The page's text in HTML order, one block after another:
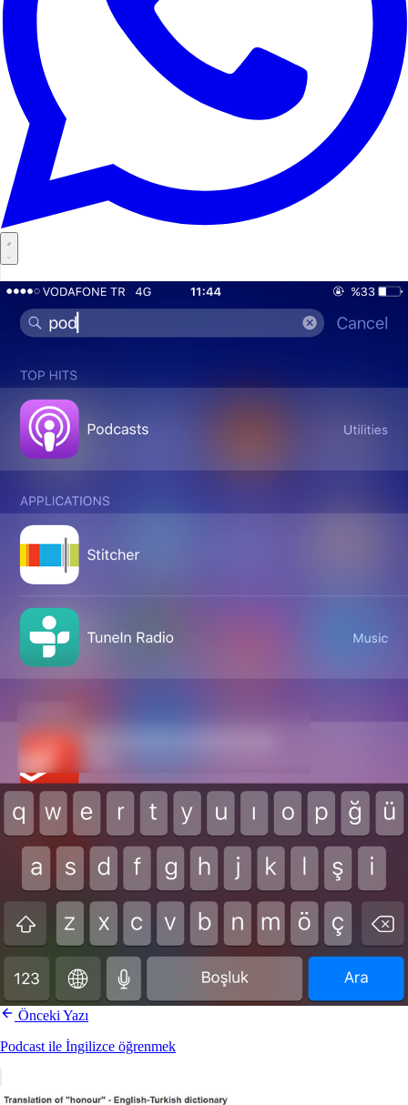
Önceki Yazı
Podcast ile İngilizce öğrenmek